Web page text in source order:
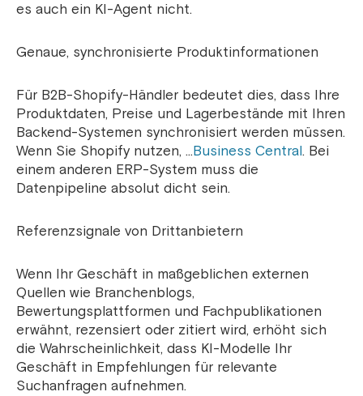
es auch ein KI-Agent nicht.
Genaue, synchronisierte Produktinformationen
Für B2B-Shopify-Händler bedeutet dies, dass Ihre
Produktdaten, Preise und Lagerbestände mit Ihren
Backend-Systemen synchronisiert werden müssen.
Wenn Sie Shopify nutzen, …Business Central. Bei
einem anderen ERP-System muss die
Datenpipeline absolut dicht sein.
Referenzsignale von Drittanbietern
Wenn Ihr Geschäft in maßgeblichen externen
Quellen wie Branchenblogs,
Bewertungsplattformen und Fachpublikationen
erwähnt, rezensiert oder zitiert wird, erhöht sich
die Wahrscheinlichkeit, dass KI-Modelle Ihr
Geschäft in Empfehlungen für relevante
Suchanfragen aufnehmen.